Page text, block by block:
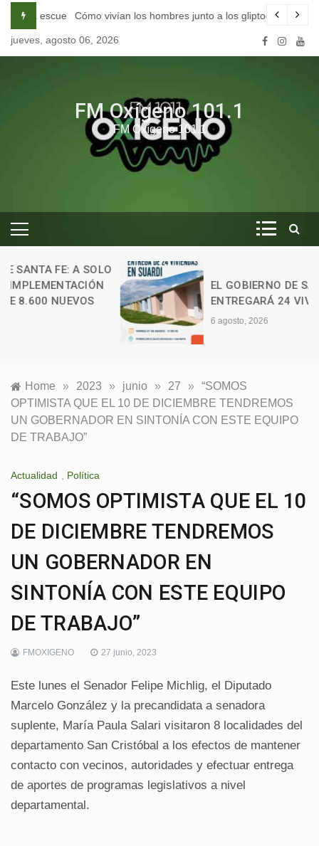
content
escuela de seducción en Córdoba.
Cómo vivían los hombres junto a los gliptodontes en nuestra
jueves, agosto 06, 2026
FM Oxígeno 101.1
FM Oxígeno 101.1
EL GOBIERNO DE SANTA FE
ENTREGARÁ 24 VIVIENDAS
6 agosto, 2026
Home » 2023 » junio » 27 » “SOMOS
OPTIMISTA QUE EL 10 DE DICIEMBRE TENDREMOS
UN GOBERNADOR EN SINTONÍA CON ESTE EQUIPO
DE TRABAJO”
Actualidad , Política
“SOMOS OPTIMISTA QUE EL 10
DE DICIEMBRE TENDREMOS
UN GOBERNADOR EN
SINTONÍA CON ESTE EQUIPO
DE TRABAJO”
FMOXIGENO 27 junio, 2023
Este lunes el Senador Felipe Michlig, el Diputado
Marcelo González y la precandidata a senadora
suplente, María Paula Salari visitaron 8 localidades del
departamento San Cristóbal a los efectos de mantener
contacto con vecinos, autoridades y efectuar entrega
de aportes de programas legislativos a nivel
departamental.